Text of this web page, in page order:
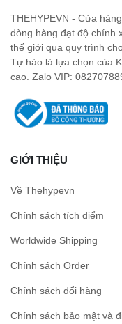
THEHYPEVN - Cửa
dòng hàng đạt độ chính
thế giới qua quy trình
Tự hào là lựa chọn của
cao. Zalo VIP:
GIỚI THIỆU
Về Thehypevn
Chính sách tích điểm
Worldwide Shipping
Chính sách Order
Chính sách đổi hàng
Chính sách bảo mật và